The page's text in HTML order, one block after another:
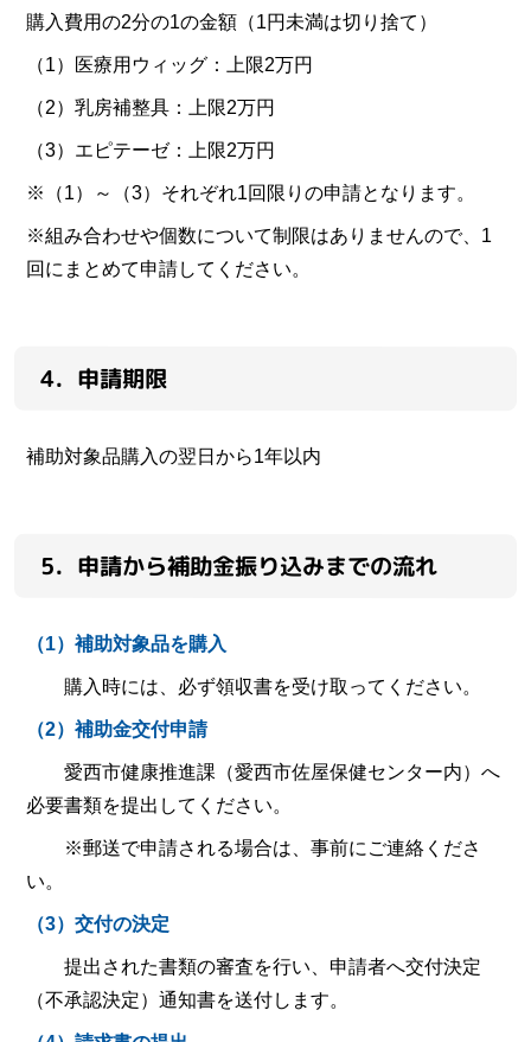
購入費用の2分の1の金額（1円未満は切り捨て）
（1）医療用ウィッグ：上限2万円
（2）乳房補整具：上限2万円
（3）エピテーゼ：上限2万円
※（1）～（3）それぞれ1回限りの申請となります。
※組み合わせや個数について制限はありませんので、1
回にまとめて申請してください。
4．申請期限
補助対象品購入の翌日から1年以内
5．申請から補助金振り込みまでの流れ
（1）補助対象品を購入
購入時には、必ず領収書を受け取ってください。
（2）補助金交付申請
愛西市健康推進課（愛西市佐屋保健センター内）へ
必要書類を提出してください。
※郵送で申請される場合は、事前にご連絡くださ
い。
（3）交付の決定
提出された書類の審査を行い、申請者へ交付決定
（不承認決定）通知書を送付します。